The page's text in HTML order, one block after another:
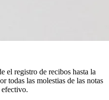
el registro de recibos hasta la
todas las molestias de las notas
efectivo.